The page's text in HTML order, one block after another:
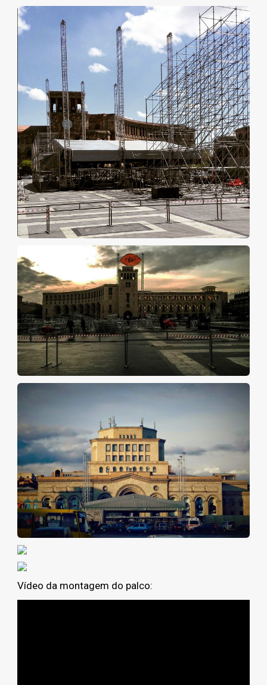
Vídeo da montagem do palco: